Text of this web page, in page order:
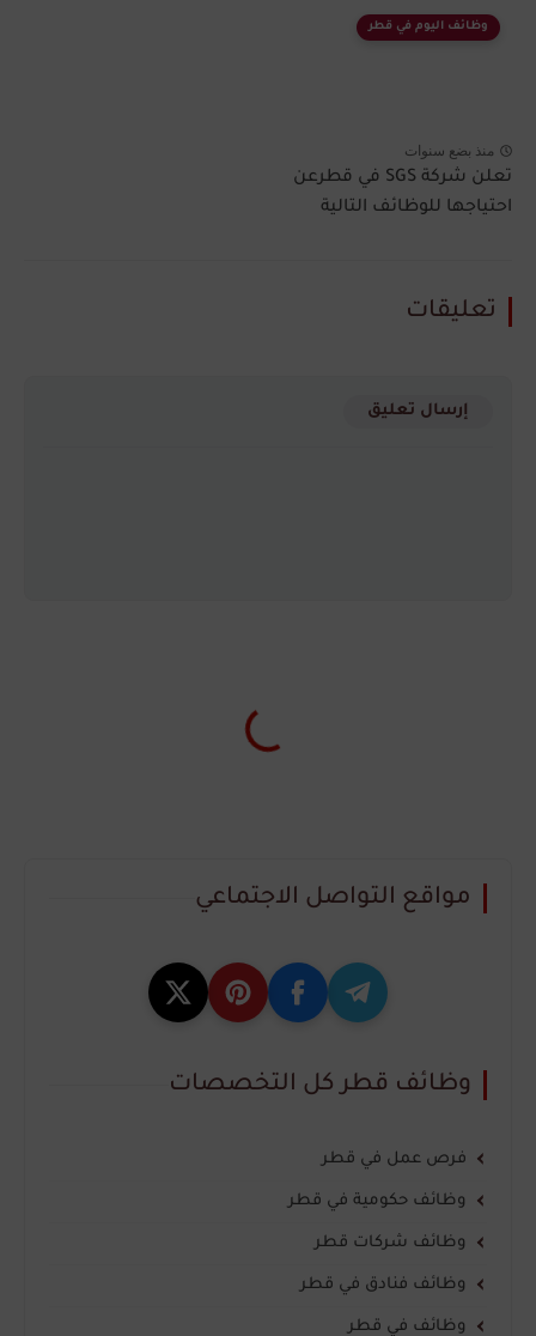
وظائف اليوم في قطر
منذ بضع سنوات
تعلن شركة SGS في قطرعن
احتياجها للوظائف التالية
تعليقات
إرسال تعليق
مواقع التواصل الاجتماعي
وظائف قطر كل التخصصات
فرص عمل في قطر
وظائف حكومية في قطر
وظائف شركات قطر
وظائف فنادق في قطر
وظائف في قطر